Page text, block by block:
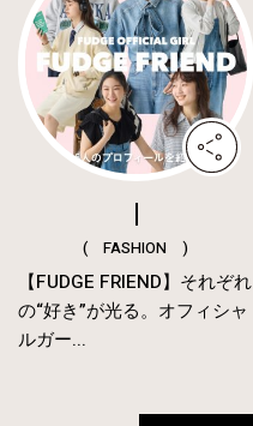
( FASHION )
【FUDGE FRIEND】それぞれ
の“好き”が光る。オフィシャ
ルガー...